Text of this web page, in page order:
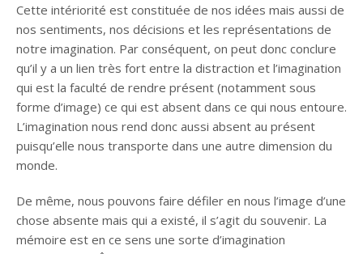
Cette intériorité est constituée de nos idées mais aussi de
nos sentiments, nos décisions et les représentations de
notre imagination. Par conséquent, on peut donc conclure
qu’il y a un lien très fort entre la distraction et l’imagination
qui est la faculté de rendre présent (notamment sous
forme d’image) ce qui est absent dans ce qui nous entoure.
L’imagination nous rend donc aussi absent au présent
puisqu’elle nous transporte dans une autre dimension du
monde.
De même, nous pouvons faire défiler en nous l’image d’une
chose absente mais qui a existé, il s’agit du souvenir. La
mémoire est en ce sens une sorte d’imagination